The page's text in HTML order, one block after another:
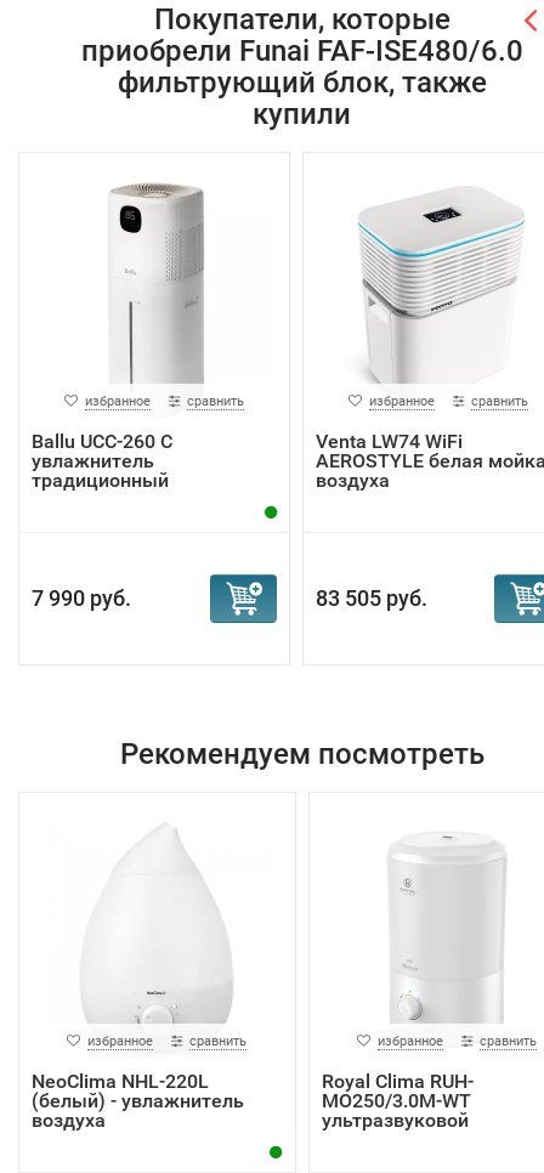
Покупатели, которые
приобрели Funai FAF-ISE480/6.0
фильтрующий блок, также
купили
избранное сравнить
Ballu UCC-260 C
увлажнитель
традиционный
7 990 руб.
избранное сравнить
Venta LW74 WiFi
AEROSTYLE белая
воздуха
83 505 руб.
Рекомендуем посмотреть
избранное сравнить
NeoClima NHL-220L
(белый) - увлажнитель
воздуха
избранное сравнить
Royal Clima RUH-
MO250/3.0M-WT
ультразвуковой